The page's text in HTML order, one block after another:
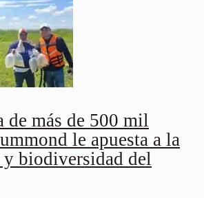
de más de 500 mil
le apuesta a la
y biodiversidad del